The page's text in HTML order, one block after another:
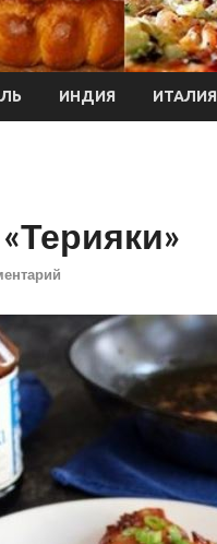
ИНДИЯ ИТАЛИЯ